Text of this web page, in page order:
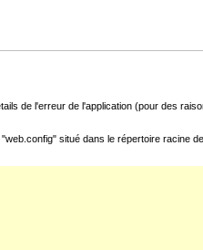
de l'erreur de l'application (pour des
situé dans le répertoire racine